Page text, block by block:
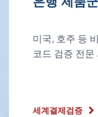
미국, 호주 등
코드 검증 전문
세계결제검증